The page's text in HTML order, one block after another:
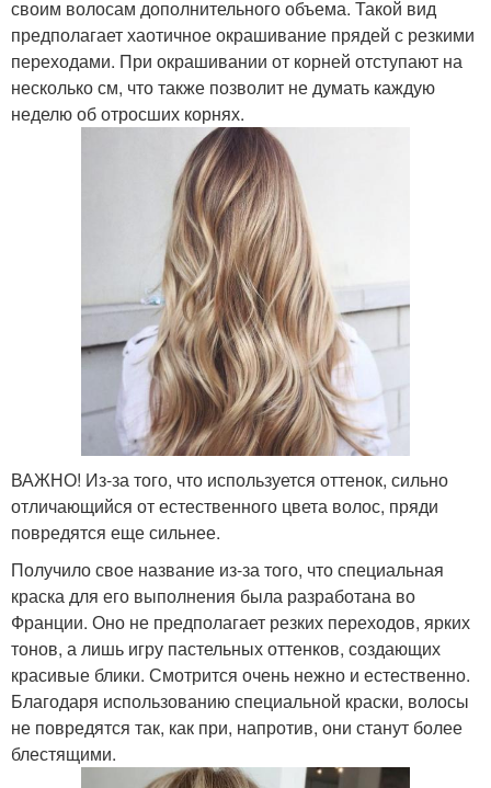
своим волосам дополнительного объема. Такой вид
предполагает хаотичное окрашивание прядей с резкими
переходами. При окрашивании от корней отступают на
несколько см, что также позволит не думать каждую
неделю об отросших корнях.
ВАЖНО! Из-за того, что используется оттенок, сильно
отличающийся от естественного цвета волос, пряди
повредятся еще сильнее.
Получило свое название из-за того, что специальная
краска для его выполнения была разработана во
Франции. Оно не предполагает резких переходов, ярких
тонов, а лишь игру пастельных оттенков, создающих
красивые блики. Смотрится очень нежно и естественно.
Благодаря использованию специальной краски, волосы
не повредятся так, как при, напротив, они станут более
блестящими.